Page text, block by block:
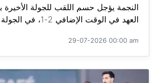
النجمة يؤجل حسم اللقب للجولة الأخيرة
العهد في الوقت الإضافي 2-1، في الجولة ال...
29-07-2026 00:00 am